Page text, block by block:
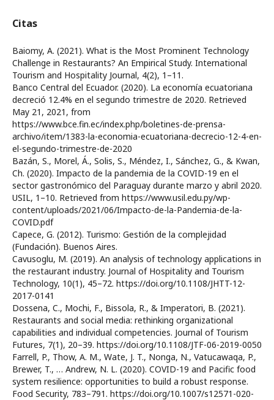
Citas
Baiomy, A. (2021). What is the Most Prominent Technology
Challenge in Restaurants? An Empirical Study. International
Tourism and Hospitality Journal, 4(2), 1–11.
Banco Central del Ecuador. (2020). La economía ecuatoriana
decreció 12.4% en el segundo trimestre de 2020. Retrieved
May 21, 2021, from
https://www.bce.fin.ec/index.php/boletines-de-prensa-
archivo/item/1383-la-economia-ecuatoriana-decrecio-12-4-en-
el-segundo-trimestre-de-2020
Bazán, S., Morel, Á., Solis, S., Méndez, I., Sánchez, G., & Kwan,
Ch. (2020). Impacto de la pandemia de la COVID-19 en el
sector gastronómico del Paraguay durante marzo y abril 2020.
USIL, 1–10. Retrieved from https://www.usil.edu.py/wp-
content/uploads/2021/06/Impacto-de-la-Pandemia-de-la-
COVID.pdf
Capece, G. (2012). Turismo: Gestión de la complejidad
(Fundación). Buenos Aires.
Cavusoglu, M. (2019). An analysis of technology applications in
the restaurant industry. Journal of Hospitality and Tourism
Technology, 10(1), 45–72. https://doi.org/10.1108/JHTT-12-
2017-0141
Dossena, C., Mochi, F., Bissola, R., & Imperatori, B. (2021).
Restaurants and social media: rethinking organizational
capabilities and individual competencies. Journal of Tourism
Futures, 7(1), 20–39. https://doi.org/10.1108/JTF-06-2019-0050
Farrell, P., Thow, A. M., Wate, J. T., Nonga, N., Vatucawaqa, P.,
Brewer, T., … Andrew, N. L. (2020). COVID-19 and Pacific food
system resilience: opportunities to build a robust response.
Food Security, 783–791. https://doi.org/10.1007/s12571-020-